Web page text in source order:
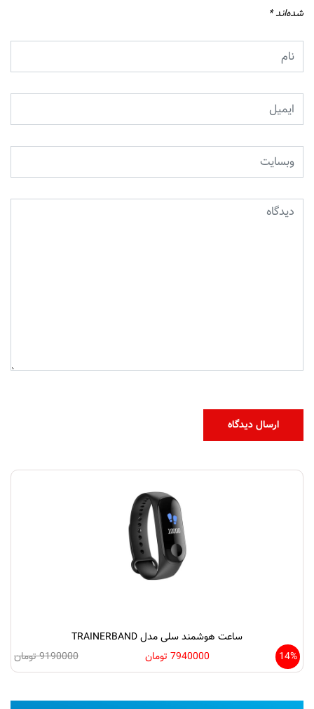
شده‌اند*
ساعت هوشمند سلی مدل TRAINERBAND
14%
7940000 تومان 9190000 تومان